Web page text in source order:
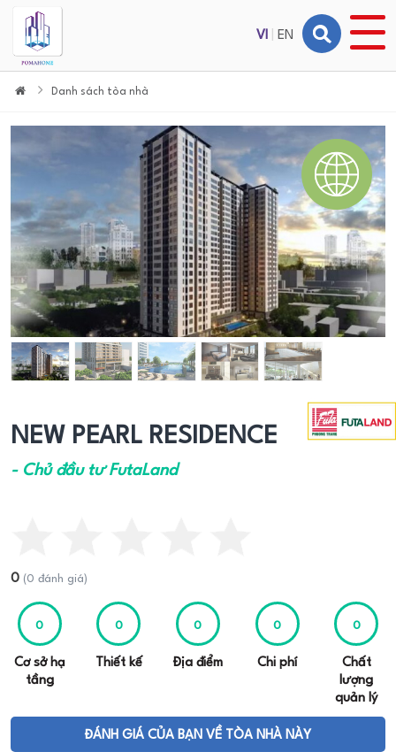
VI| EN
Danh sách tòa nhà
NEW PEARL RESIDENCE
- Chủ đầu tư FutaLand
0 (0 đánh giá)
0
Cơ sở hạ
tầng
0
Thiết kế
0
Địa điểm
0
Chi phí
0
Chất
lượng
quản lý
ĐÁNH GIÁ CỦA BẠN VỀ TÒA NHÀ NÀY